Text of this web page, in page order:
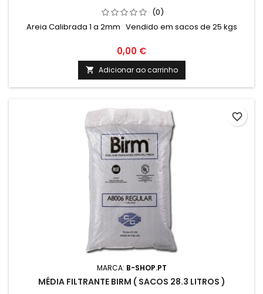
(0)
Areia Calibrada 1 a 2mm Vendido em sacos de 25 kgs
0,00 €
 Adicionar ao carrinho
MARCA: B-SHOP.PT
MÉDIA FILTRANTE BIRM ( SACOS 28.3 LITROS )
favorite_border